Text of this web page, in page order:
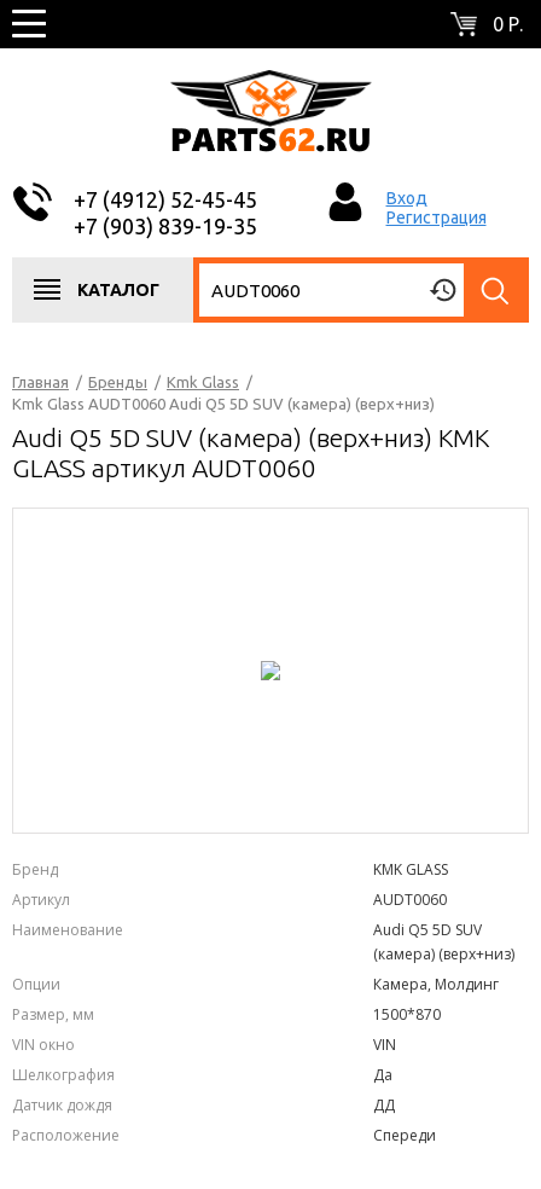
0 Р.
+7 (4912) 52-45-45
+7 (903) 839-19-35
Вход
Регистрация
КАТАЛОГ
Главная / Бренды / Kmk Glass /
Kmk Glass AUDT0060 Audi Q5 5D SUV (камера) (верх+низ)
Audi Q5 5D SUV (камера) (верх+низ) KMK
GLASS артикул AUDT0060
Бренд
KMK GLASS
Артикул
AUDT0060
Наименование
Audi Q5 5D SUV
(камера) (верх+низ)
Опции
Камера, Молдинг
Размер, мм
1500*870
VIN окно
VIN
Шелкография
Да
Датчик дождя
ДД
Расположение
Спереди